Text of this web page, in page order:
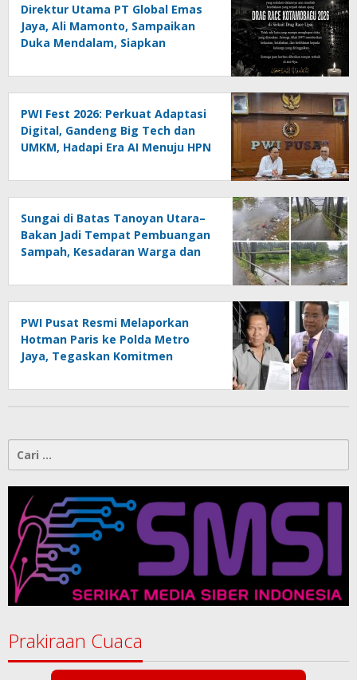
Direktur Utama PT Global Emas
Jaya, Ali Mamonto, Sampaikan
Duka Mendalam, Siapkan
Race Kotamobagu
PWI Fest 2026: Perkuat Adaptasi
Digital, Gandeng Big Tech dan
UMKM, Hadapi Era AI Menuju HPN
Sungai di Batas Tanoyan Utara–
Bakan Jadi Tempat Pembuangan
Sampah, Kesadaran Warga dan
Dipertanyakan
PWI Pusat Resmi Melaporkan
Hotman Paris ke Polda Metro
Jaya, Tegaskan Komitmen
untuk:
Prakiraan Cuaca